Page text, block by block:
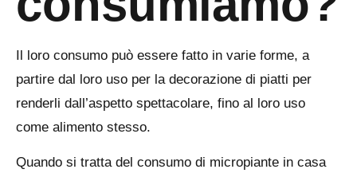
Il loro consumo può essere fatto in varie forme, a
partire dal loro uso per la decorazione di piatti per
renderli dall’aspetto spettacolare, fino al loro uso
come alimento stesso.
Quando si tratta del consumo di micropiante in casa